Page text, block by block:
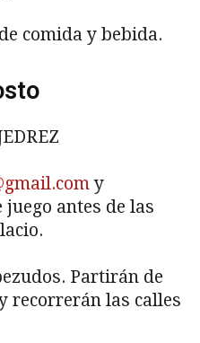
comida y bebida.
y
antes de las
Partirán de
recorrerán las calles